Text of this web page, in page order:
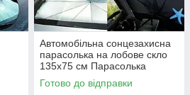
Автомобільна сонцезахисна
парасолька на лобове скло
135x75 см Парасолька
Парасолька для автомобіля
umbrella
Готово до відправки